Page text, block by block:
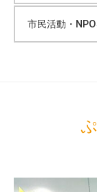
市民活動・